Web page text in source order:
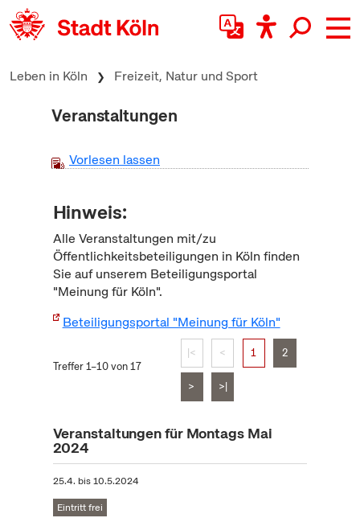
zum Inhalt springen
Leben in Köln Freizeit, Natur und Sport
Veranstaltungen
Vorlesen lassen
Hinweis:
Alle Veranstaltungen mit/zu
Öffentlichkeitsbeteiligungen in Köln finden
Sie auf unserem Beteiligungsportal
"Meinung für Köln".
Beteiligungsportal "Meinung für Köln"
Treffer 1–10 von 17
|< < 1 2
> >|
Veranstaltungen für Montags Mai
2024
25.4. bis10.5.2024
Eintritt frei